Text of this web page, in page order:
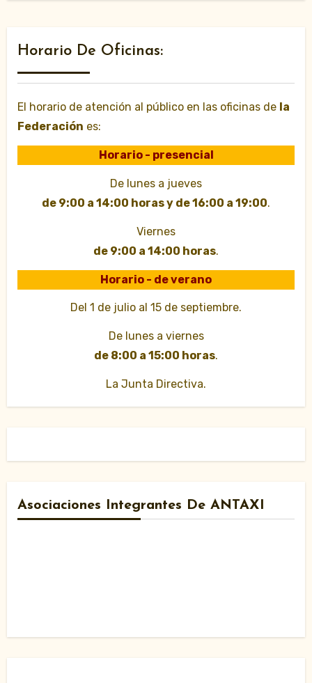
Horario De Oficinas:
El horario de atención al público en las oficinas de la
Federación es:
Horario - presencial
De lunes a jueves
de 9:00 a 14:00 horas y de 16:00 a 19:00.
Viernes
de 9:00 a 14:00 horas.
Horario - de verano
Del 1 de julio al 15 de septiembre.
De lunes a viernes
de 8:00 a 15:00 horas.
La Junta Directiva.
Asociaciones Integrantes De ANTAXI